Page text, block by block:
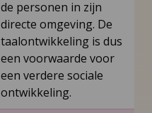
de personen in zijn
directe omgeving. De
taalontwikkeling is dus
een voorwaarde voor
een verdere sociale
ontwikkeling.